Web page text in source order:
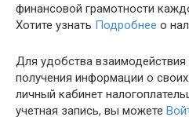
финансовой грамотности
Хотите узнать Подробнее о
Для удобства
получения информации о
личный кабинет
учетная запись, вы можете